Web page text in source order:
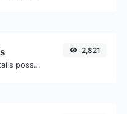
Obtenez tous les détails possibles sur un nom de domaine.
2,821